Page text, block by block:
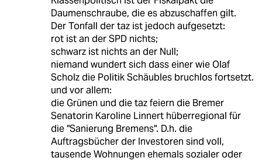
Daumenschraube, die es abzuschaffen gilt.
Der Tonfall der taz ist jedoch aufgesetzt:
rot ist an der SPD nichts;
schwarz ist nichts an der Null;
niemand wundert sich dass einer wie Olaf
Scholz die Politik Schäubles bruchlos fortsetzt.
und vor allem:
die Grünen und die taz feiern die Bremer
Senatorin Karoline Linnert hüberregional für
die "Sanierung Bremens". D.h. die
Auftragsbücher der Investoren sind voll,
tausende Wohnungen ehemals sozialer oder